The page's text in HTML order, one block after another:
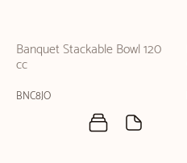
Banquet Stackable Bowl 120
cc
BNC8JO